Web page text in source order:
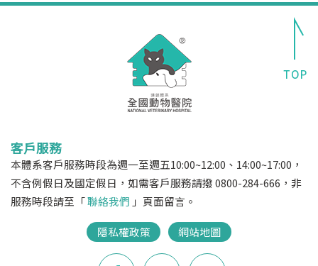
客戶服務
本體系客戶服務時段為週一至週五10:00~12:00、14:00~17:00，
不含例假日及國定假日，如需客戶服務請撥 0800-284-666，非
服務時段請至「聯絡我們 」頁面留言。
隱私權政策 網站地圖